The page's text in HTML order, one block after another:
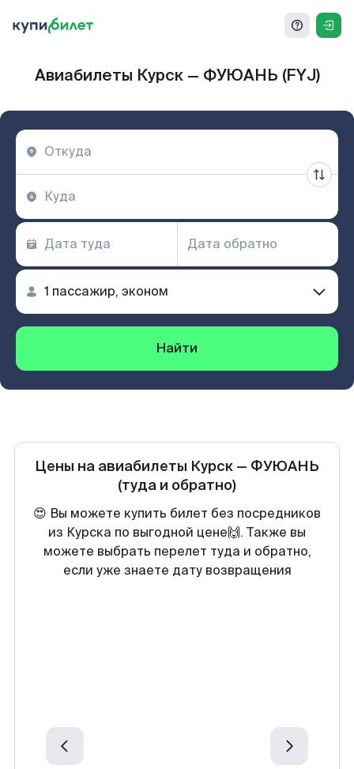
Авиабилеты Курск — ФУЮАНЬ (FYJ)
Найти
Цены на авиабилеты Курск — ФУЮАНЬ
(туда и обратно)
😍 Вы можете купить билет без посредников
из Курска по выгодной цене🙌. Также вы
можете выбрать перелет туда и обратно,
если уже знаете дату возвращения